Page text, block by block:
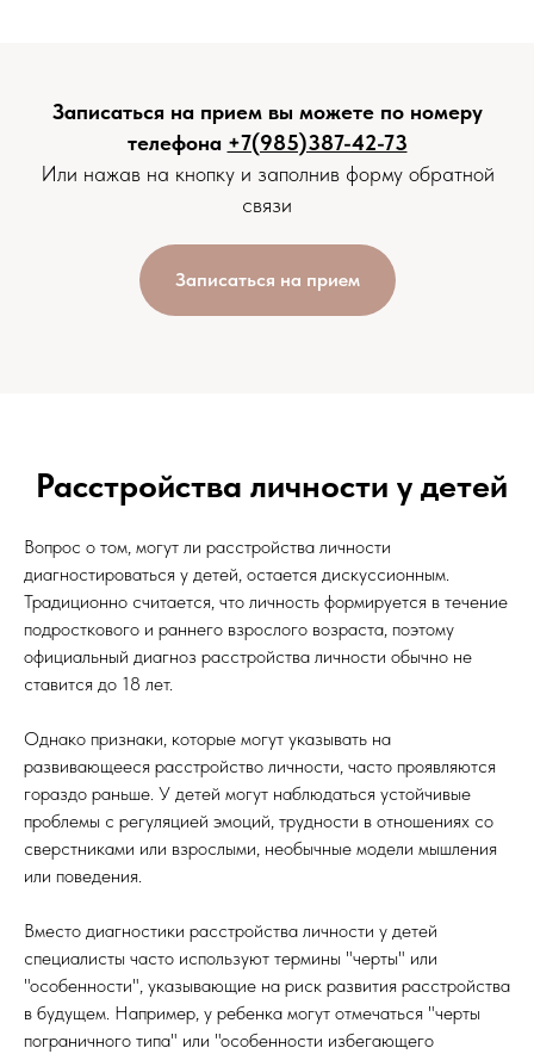
Записаться на прием вы можете по номеру
телефона +7(985)387-42-73
Или нажав на кнопку и заполнив форму обратной
связи
Записаться на прием
Расстройства личности у детей
Вопрос о том, могут ли расстройства личности
диагностироваться у детей, остается дискуссионным.
Традиционно считается, что личность формируется в течение
подросткового и раннего взрослого возраста, поэтому
официальный диагноз расстройства личности обычно не
ставится до 18 лет.
Однако признаки, которые могут указывать на
развивающееся расстройство личности, часто проявляются
гораздо раньше. У детей могут наблюдаться устойчивые
проблемы с регуляцией эмоций, трудности в отношениях со
сверстниками или взрослыми, необычные модели мышления
или поведения.
Вместо диагностики расстройства личности у детей
специалисты часто используют термины "черты" или
"особенности", указывающие на риск развития расстройства
в будущем. Например, у ребенка могут отмечаться "черты
пограничного типа" или "особенности избегающего